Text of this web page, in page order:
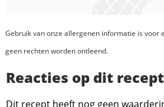
Gebruik van onze allergenen informatie is voor
geen rechten worden ontleend.
Reacties op dit recept
Dit recept heeft nog geen